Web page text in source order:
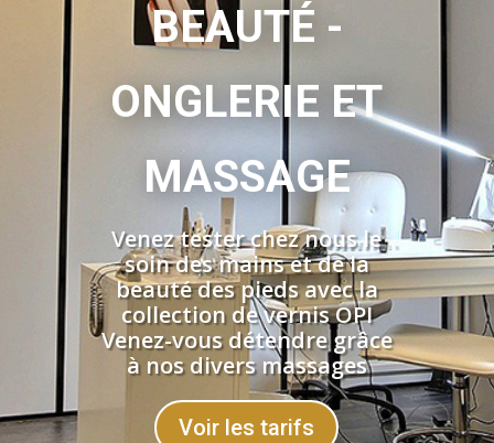
BEAUTÉ -
ONGLERIE ET
MASSAGE
Venez tester chez nous le
soin des mains et de la
beauté des pieds avec la
collection de vernis OPI
Venez-vous détendre grâce
à nos divers massages
Voir les tarifs